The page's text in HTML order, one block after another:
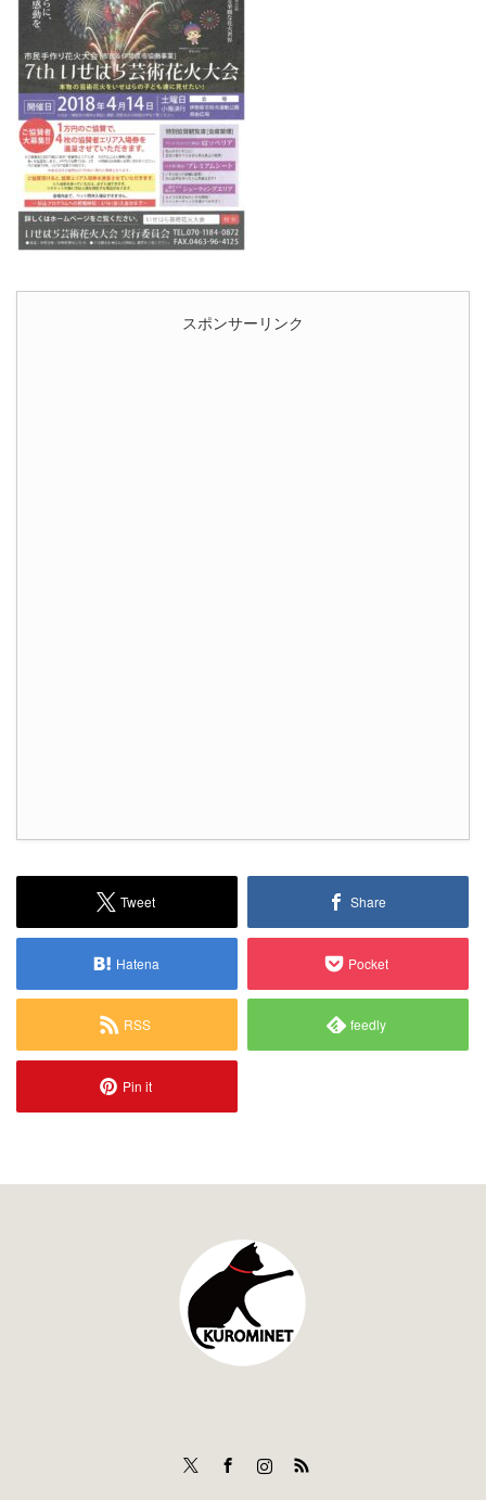
スポンサーリンク
Tweet Share
Hatena Pocket
RSS feedly
Pin it
InstagramRSS